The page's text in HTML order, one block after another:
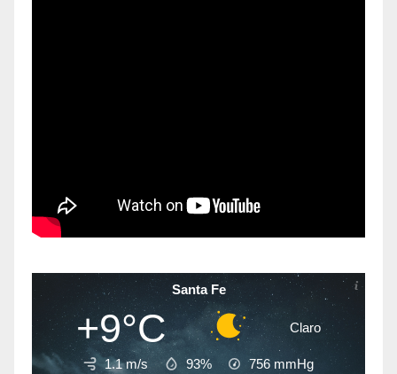
Santa Fe
+9°C Claro
1.1 m/s 93% 756 mmHg